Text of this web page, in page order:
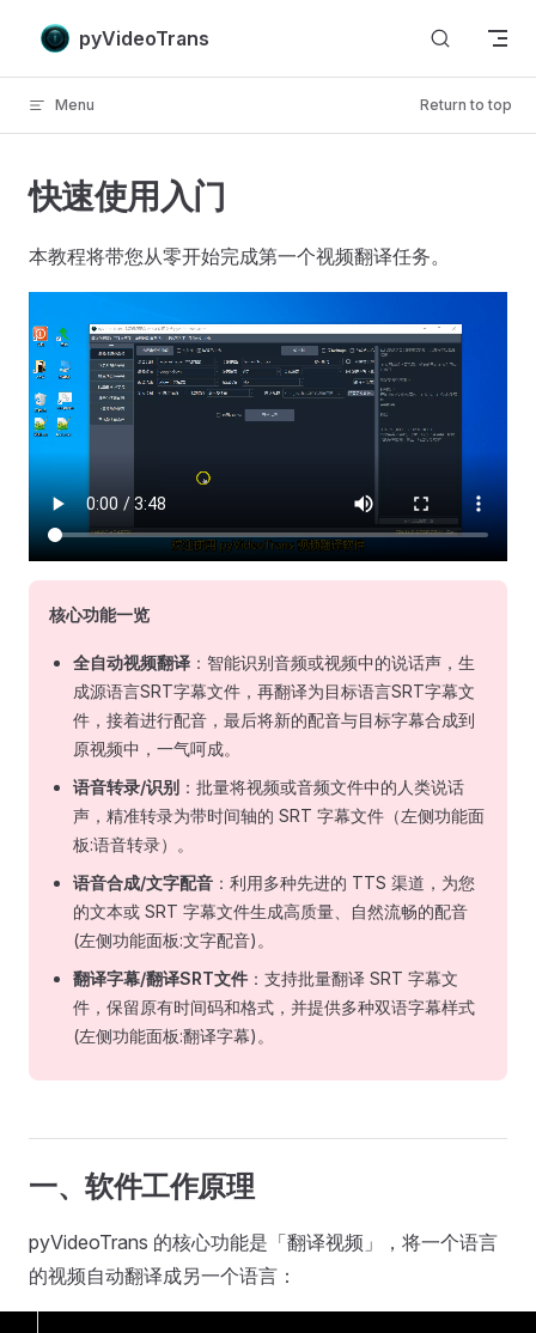
Skip to content
pyVideoTrans
Menu Return to top
快速使用入门
本教程将带您从零开始完成第一个视频翻译任务。
核心功能一览
全自动视频翻译 ：智能识别音频或视频中的说话声，生
成源语言SRT字幕文件，再翻译为目标语言SRT字幕文
件，接着进行配音，最后将新的配音与目标字幕合成到
原视频中，一气呵成。
语音转录/识别 ：批量将视频或音频文件中的人类说话
声，精准转录为带时间轴的 SRT 字幕文件（左侧功能面
板:语音转录）。
语音合成/文字配音 ：利用多种先进的 TTS 渠道，为您
的文本或 SRT 字幕文件生成高质量、自然流畅的配音
(左侧功能面板:文字配音)。
翻译字幕/翻译SRT文件 ：支持批量翻译 SRT 字幕文
件，保留原有时间码和格式，并提供多种双语字幕样式
(左侧功能面板:翻译字幕)。
一、软件工作原理
pyVideoTrans 的核心功能是「翻译视频」，将一个语言
的视频自动翻译成另一个语言：